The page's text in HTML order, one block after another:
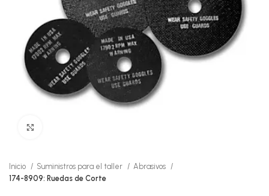
Inicio Suministros para el taller
Abrasivos
174-8909: Ruedas de Corte